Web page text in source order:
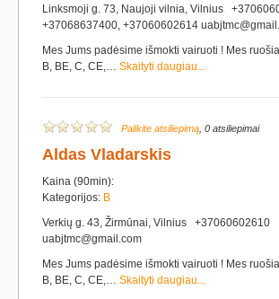
Linksmoji g. 73, Naujoji vilnia, Vilnius
+37068637400, +37060602614
Mes Jums padėsime išmokti vairuoti ! Mes
B, BE, C, CE,… Skaityti daugiau...
Palikite atsiliepimą , 0 atsiliepimai
Aldas Vladarskis
Kaina (90min):
Kategorijos: B
Verkių g. 43, Žirmūnai, Vilnius +37060602610
uabjtmc@gmail.com
Mes Jums padėsime išmokti vairuoti ! Mes
B, BE, C, CE,… Skaityti daugiau...